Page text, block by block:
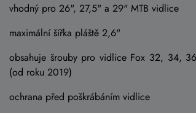
vhodný pro 26", 27,5" a 29" MTB vidlice
maximální šířka pláště 2,6"
obsahuje šrouby pro vidlice Fox 32, 34,
(od roku 2019)
ochrana před poškrábáním vidlice